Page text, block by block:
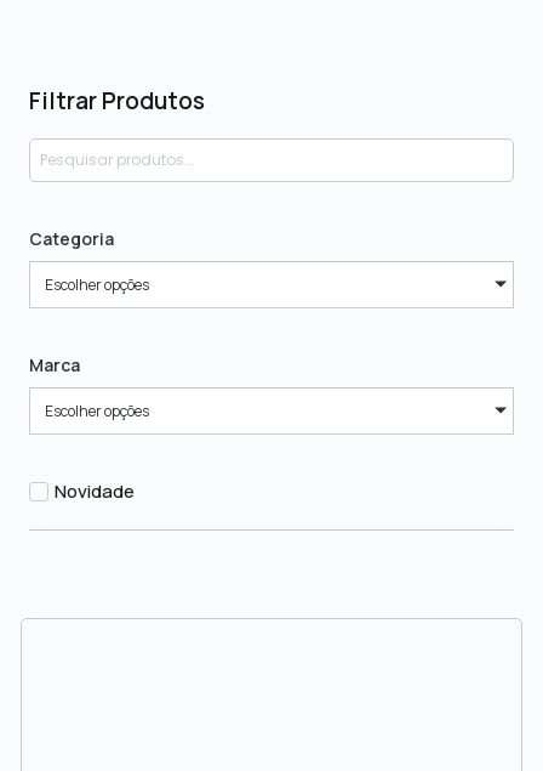
Filtrar Produtos
Categoria
Escolher opções
Marca
Escolher opções
Novidade